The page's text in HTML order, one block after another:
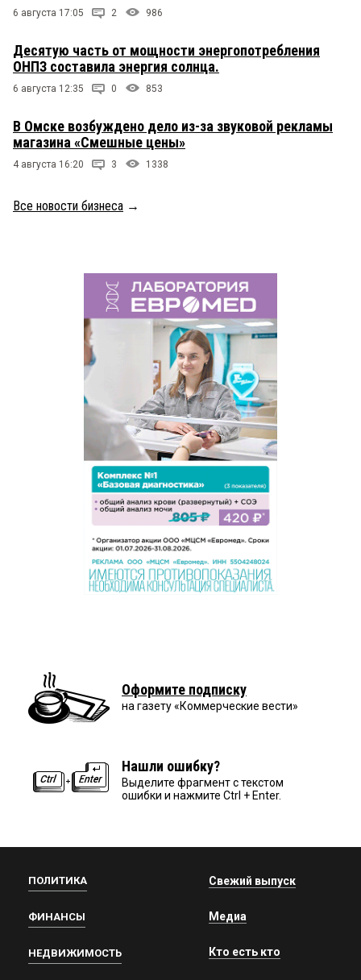
6 августа 17:05 2 986
Десятую часть от мощности энергопотребления
ОНПЗ составила энергия солнца.
6 августа 12:35 0 853
В Омске возбуждено дело из-за звуковой рекламы
магазина «Смешные цены»
4 августа 16:20 3 1338
Все новости бизнеса →
Оформите подписку
на газету «Коммерческие вести»
Нашли ошибку?
Выделите фрагмент с текстом
ошибки и нажмите Ctrl + Enter.
ПОЛИТИКА
ФИНАНСЫ
НЕДВИЖИМОСТЬ
Свежий выпуск
Медиа
Кто есть кто